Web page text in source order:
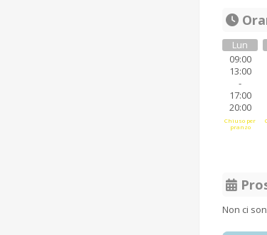
Lun
09:00
13:00
-
17:00
20:00
Chiuso per
pranzo
Non ci